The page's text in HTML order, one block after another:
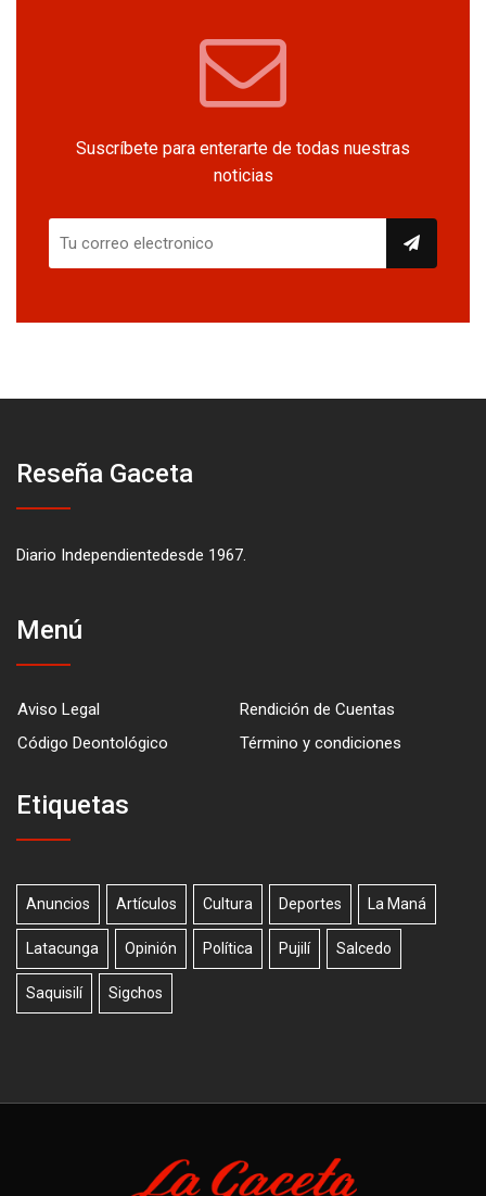
Suscríbete para enterarte de todas nuestras
noticias
Reseña Gaceta
Diario Independientedesde 1967.
Menú
Aviso Legal
Rendición de Cuentas
Código Deontológico
Término y condiciones
Etiquetas
Anuncios Artículos Cultura Deportes La Maná
Latacunga Opinión Política Pujilí Salcedo
Saquisilí Sigchos